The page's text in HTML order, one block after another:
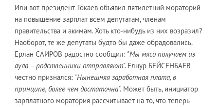
Или вот президент Токаев объявил пятилетний мораторий
на повышение зарплат всем депутатам, членам
правительства и акимам. Хоть кто-нибудь из них возразил?
Наоборот, те же депутаты будто бы даже обрадовались.
Ерлан САИРОВ радостно сообщил: "Мы мясо получаем из
аула – родственники отправляют". Елнур БЕЙСЕНБАЕВ
честно признался: "Нынешняя заработная плата, в
принципе, более чем достаточна". Может быть, инициатор
зарплатного моратория рассчитывает на то, что теперь